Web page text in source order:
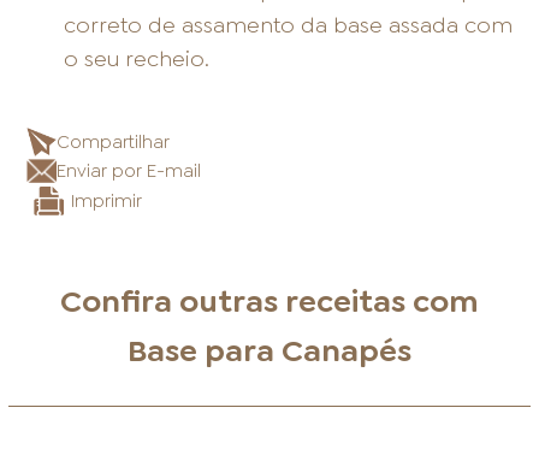
correto de assamento da base assada com
o seu recheio.
Compartilhar
Enviar por E-mail
Imprimir
Confira outras receitas com
Base para Canapés